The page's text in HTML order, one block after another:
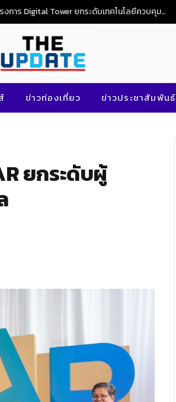
“ภัทรพงศ์” หนุน บวท. ลุยโครงการ Digital Tower ยกระดับเทคโนโลยีควบคุมจราจรทางอากาศไทย
ข่าวท่องเที่ยว ข่าวประชาสัมพันธ์
ยกระดับผู้